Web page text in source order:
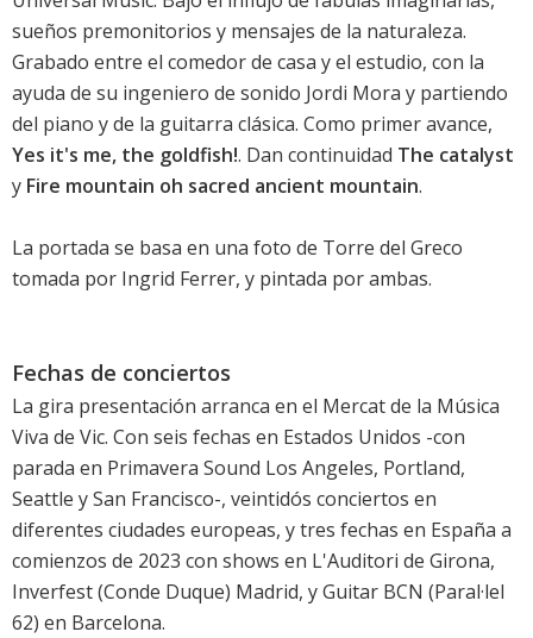
sueños premonitorios y mensajes de la naturaleza.
Grabado entre el comedor de casa y el estudio, con la
ayuda de su ingeniero de sonido Jordi Mora y partiendo
del piano y de la guitarra clásica. Como primer avance,
Yes it's me, the goldfish!. Dan continuidad The catalyst
y Fire mountain oh sacred ancient mountain.
La portada se basa en una foto de Torre del Greco
tomada por Ingrid Ferrer, y pintada por ambas.
Fechas de conciertos
La gira presentación arranca en el Mercat de la Música
Viva de Vic. Con seis fechas en Estados Unidos -con
parada en Primavera Sound Los Angeles, Portland,
Seattle y San Francisco-, veintidós conciertos en
diferentes ciudades europeas, y tres fechas en España a
comienzos de 2023 con shows en L'Auditori de Girona,
Inverfest (Conde Duque) Madrid, y Guitar BCN (Paral·lel
62) en Barcelona.